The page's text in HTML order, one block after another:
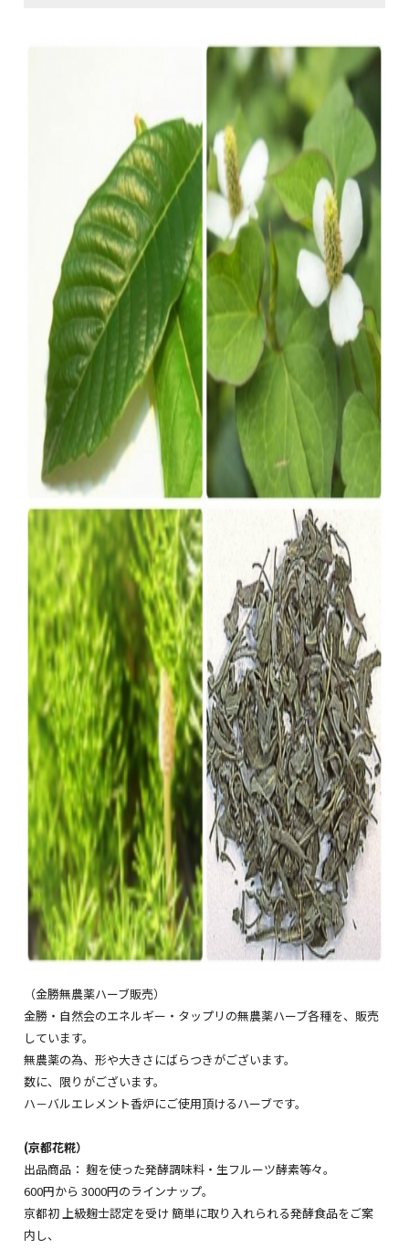
（金勝無農薬ハーブ販売）
金勝・自然会のエネルギー・タップリの無農薬ハーブ各種を、販売
しています。
無農薬の為、形や大きさにばらつきがございます。
数に、限りがございます。
ハ－バルエレメント香炉にご使用頂けるハーブです。
(京都花糀）
出品商品： 麹を使った発酵調味料・生フルーツ酵素等々。
600円から 3000円のラインナップ。
京都初 上級麹士認定を受け 簡単に取り入れられる発酵食品をご案
内し、